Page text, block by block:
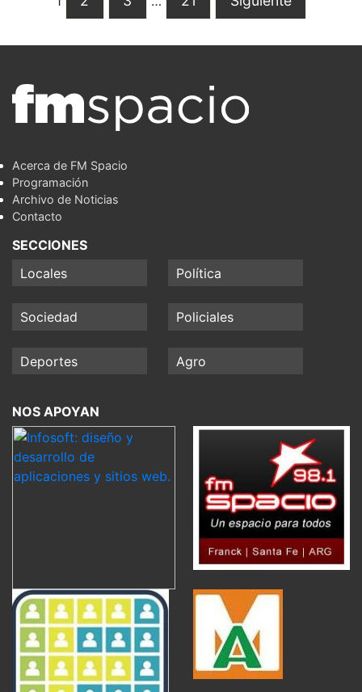
Acerca de FM Spacio
Programación
Archivo de Noticias
Contacto
SECCIONES
Locales
Política
Sociedad Policiales
Deportes Agro
NOS APOYAN